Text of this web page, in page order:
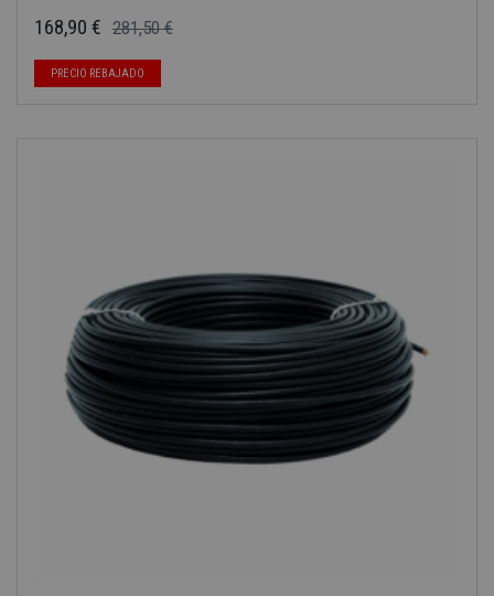
281,50 €
168,90 €
PRECIO REBAJADO